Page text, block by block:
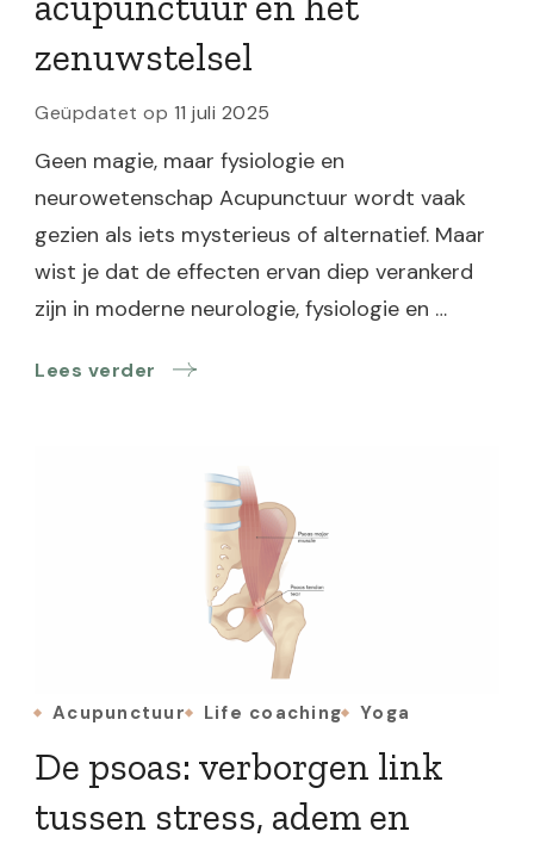
zenuwstelsel
Geüpdatet op 11 juli 2025
Geen magie, maar fysiologie en
neurowetenschap Acupunctuur wordt vaak
gezien als iets mysterieus of alternatief. Maar
wist je dat de effecten ervan diep verankerd
zijn in moderne neurologie, fysiologie en …
Lees verder
Acupunctuur Life coaching Yoga
De psoas: verborgen link
tussen stress, adem en